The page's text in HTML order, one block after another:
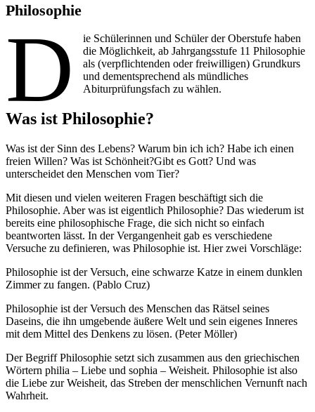
Philosophie
D
ie Schülerinnen und Schüler der Oberstufe haben
die Möglichkeit, ab Jahrgangsstufe 11 Philosophie
als (verpflichtenden oder freiwilligen) Grundkurs
und dementsprechend als mündliches
Abiturprüfungsfach zu wählen.
Was ist Philosophie?
Was ist der Sinn des Lebens? Warum bin ich ich? Habe ich einen
freien Willen? Was ist Schönheit?Gibt es Gott? Und was
unterscheidet den Menschen vom Tier?
Mit diesen und vielen weiteren Fragen beschäftigt sich die
Philosophie. Aber was ist eigentlich Philosophie? Das wiederum ist
bereits eine philosophische Frage, die sich nicht so einfach
beantworten lässt. In der Vergangenheit gab es verschiedene
Versuche zu definieren, was Philosophie ist. Hier zwei Vorschläge:
Philosophie ist der Versuch, eine schwarze Katze in einem dunklen
Zimmer zu fangen. (Pablo Cruz)
Philosophie ist der Versuch des Menschen das Rätsel seines
Daseins, die ihn umgebende äußere Welt und sein eigenes Inneres
mit dem Mittel des Denkens zu lösen. (Peter Möller)
Der Begriff Philosophie setzt sich zusammen aus den griechischen
Wörtern philia – Liebe und sophia – Weisheit. Philosophie ist also
die Liebe zur Weisheit, das Streben der menschlichen Vernunft nach
Wahrheit.